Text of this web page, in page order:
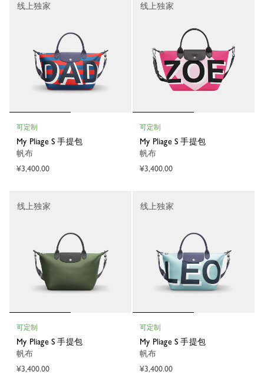
可定制
My Pliage S 手提包
帆布
¥3,400.00
线上独家
可定制
My Pliage S 手提包
帆布
¥3,400.00
线上独家
可定制
My Pliage S 手提包
帆布
¥3,400.00
线上独家
可定制
My Pliage S 手提包
帆布
¥3,400.00
线上独家